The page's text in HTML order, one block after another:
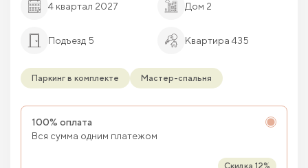
4 квартал 2027 Дом 2
Подъезд 5 Квартира 435
Паркинг в комплекте Мастер-спальня
100% оплата
Вся сумма одним платежом
Скидка 12%